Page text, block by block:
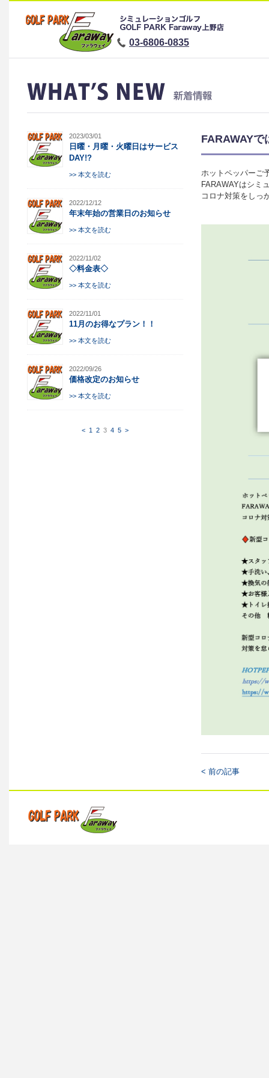
03-6806-0835
2023/03/01
日曜・月曜・火曜日はサービス
DAY!?
>> 本文を読む
2022/12/12
年末年始の営業日のお知らせ
>> 本文を読む
2022/11/02
◇料金表◇
>> 本文を読む
2022/11/01
11月のお得なプラン！！
>> 本文を読む
2022/09/26
価格改定のお知らせ
>> 本文を読む
< 1 2 3 4 5 >
FARAWAY
ホットペッパーご
FARAWAYはシミ
コロナ対策をしっ
< 前の記事